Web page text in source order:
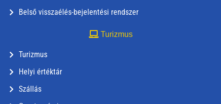
Belső visszaélés-bejelentési rendszer
Turizmus
Turizmus
Helyi értéktár
Szállás